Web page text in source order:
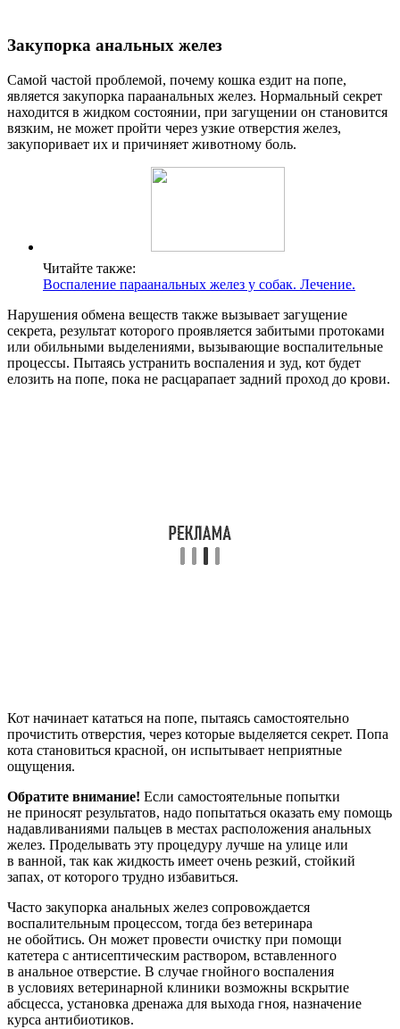
Закупорка анальных желез
Самой частой проблемой, почему кошка ездит на попе,
является закупорка параанальных желез. Нормальный секрет
находится в жидком состоянии, при загущении он становится
вязким, не может пройти через узкие отверстия желез,
закупоривает их и причиняет животному боль.
Читайте также:
Воспаление параанальных желез у собак. Лечение.
Нарушения обмена веществ также вызывает загущение
секрета, результат которого проявляется забитыми протоками
или обильными выделениями, вызывающие воспалительные
процессы. Пытаясь устранить воспаления и зуд, кот будет
елозить на попе, пока не расцарапает задний проход до крови.
Кот начинает кататься на попе, пытаясь самостоятельно
прочистить отверстия, через которые выделяется секрет. Попа
кота становиться красной, он испытывает неприятные
ощущения.
Обратите внимание! Если самостоятельные попытки
не приносят результатов, надо попытаться оказать ему помощь
надавливаниями пальцев в местах расположения анальных
желез. Проделывать эту процедуру лучше на улице или
в ванной, так как жидкость имеет очень резкий, стойкий
запах, от которого трудно избавиться.
Часто закупорка анальных желез сопровождается
воспалительным процессом, тогда без ветеринара
не обойтись. Он может провести очистку при помощи
катетера с антисептическим раствором, вставленного
в анальное отверстие. В случае гнойного воспаления
в условиях ветеринарной клиники возможны вскрытие
абсцесса, установка дренажа для выхода гноя, назначение
курса антибиотиков.